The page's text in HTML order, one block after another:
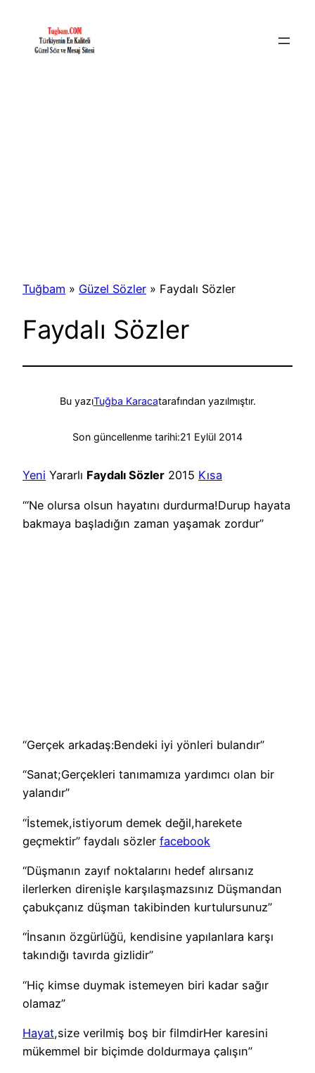
Tuğbam » Güzel Sözler » Faydalı Sözler
Faydalı Sözler
Bu yazıTuğba Karacatarafından yazılmıştır.
Son güncellenme tarihi:21 Eylül 2014
Yeni Yararlı Faydalı Sözler 2015 Kısa
“‘Ne olursa olsun hayatını durdurma!Durup hayata
bakmaya başladığın zaman yaşamak zordur”
“Gerçek arkadaş:Bendeki iyi yönleri bulandır”
“Sanat;Gerçekleri tanımamıza yardımcı olan bir
yalandır”
“İstemek,istiyorum demek değil,harekete
geçmektir” faydalı sözler facebook
“Düşmanın zayıf noktalarını hedef alırsanız
ilerlerken direnişle karşılaşmazsınız Düşmandan
çabukçanız düşman takibinden kurtulursunuz”
“İnsanın özgürlüğü, kendisine yapılanlara karşı
takındığı tavırda gizlidir”
“Hiç kimse duymak istemeyen biri kadar sağır
olamaz”
Hayat,size verilmiş boş bir filmdirHer karesini
mükemmel bir biçimde doldurmaya çalışın”